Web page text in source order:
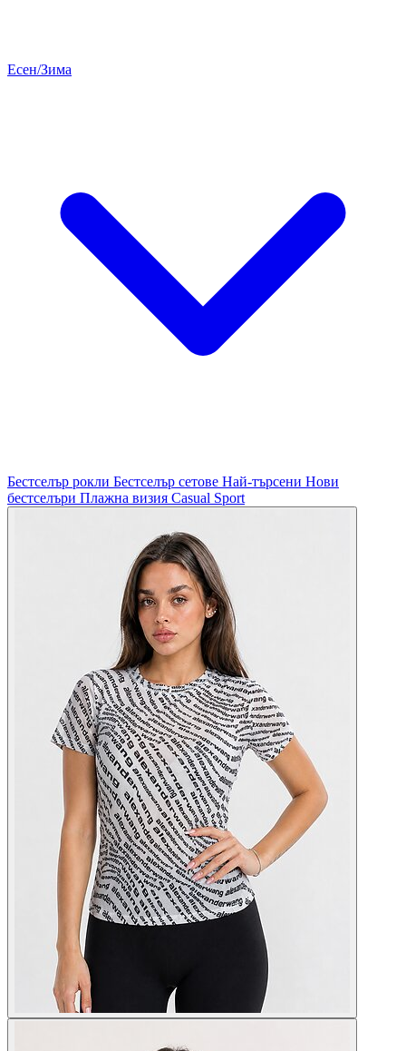
Есен/Зима
Бестселър рокли Бестселър сетове Най-търсени Нови
бестселъри Плажна визия Casual Sport